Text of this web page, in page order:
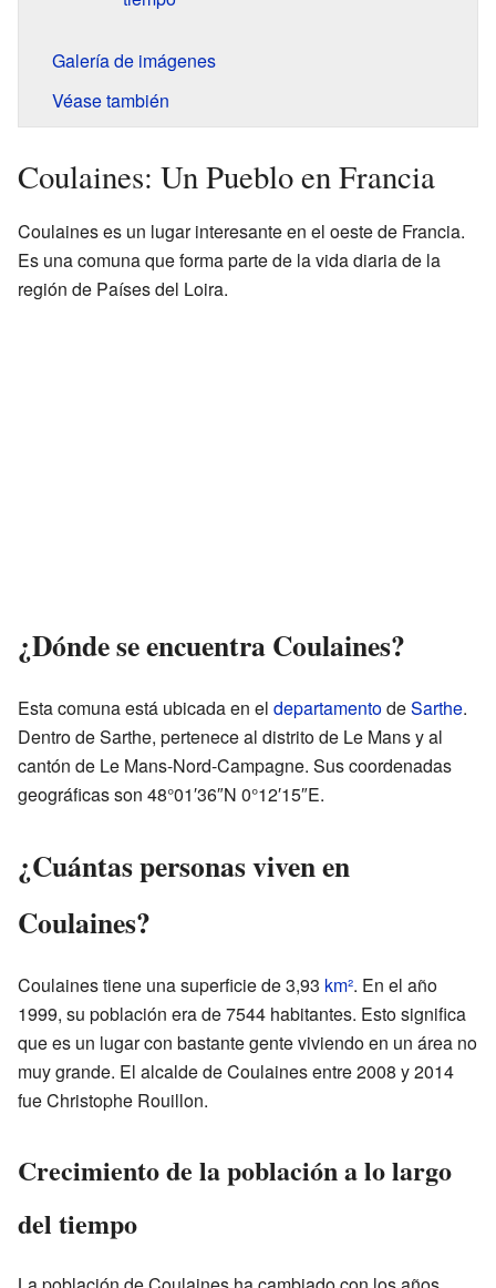
Galería de imágenes
Véase también
Coulaines: Un Pueblo en Francia
Coulaines es un lugar interesante en el oeste de Francia.
Es una comuna que forma parte de la vida diaria de la
región de Países del Loira.
¿Dónde se encuentra Coulaines?
Esta comuna está ubicada en el departamentodeSarthe.
Dentro de Sarthe, pertenece al distrito de Le Mans y al
cantón de Le Mans-Nord-Campagne. Sus coordenadas
geográficas son 48°01′36″N 0°12′15″E.
¿Cuántas personas viven en
Coulaines?
Coulaines tiene una superficie de 3,93 km². En el año
1999, su población era de 7544 habitantes. Esto significa
que es un lugar con bastante gente viviendo en un área no
muy grande. El alcalde de Coulaines entre 2008 y 2014
fue Christophe Rouillon.
Crecimiento de la población a lo largo
del tiempo